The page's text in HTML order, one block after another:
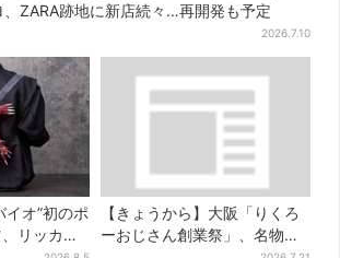
、ZARA跡地に新店続々…再開発も予定
2026.7.10
イオ”初のポ
リッカー
【きょうから】大阪「りくろ
ーおじさん創業祭」、名物